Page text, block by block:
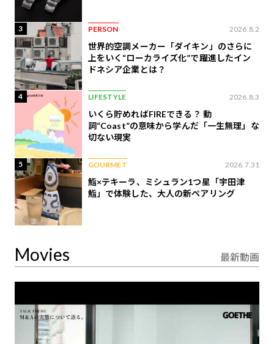
3 PERSON 2026.8.2
世界的空調メーカー「ダイキン」のさらに
上をいく“ローカライズ化”で躍進したイン
ドネシア企業とは？
4 LIFESTYLE 2026.8.3
いくら貯めればFIREできる？ 動
詞“Coast”の意味から学んだ「一生無理」な
切ない現実
5 GOURMET 2026.7.31
鮨×テキーラ、ミシュラン1つ星「宇田津
鮨」で体験した、大人の新ペアリング
Movies 最新動画